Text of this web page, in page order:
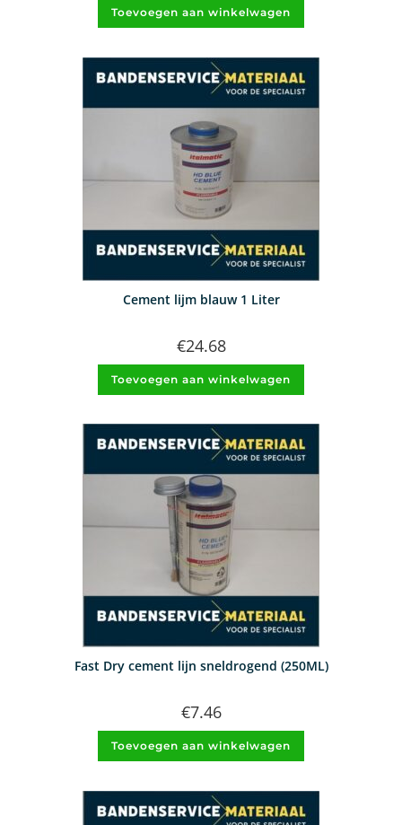
Toevoegen aan winkelwagen
Cement lijm blauw 1 Liter
€24.68
Toevoegen aan winkelwagen
Fast Dry cement lijn sneldrogend (250ML)
€7.46
Toevoegen aan winkelwagen